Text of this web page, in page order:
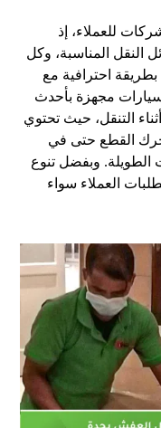
للعملاء، إذ
النقل المناسبة، وكل
احترافية مع
سيارات مجهزة بأحدث
التنقل، حيث تحتوي
القطع حتى في
وبفضل تنوع
العملاء سواء